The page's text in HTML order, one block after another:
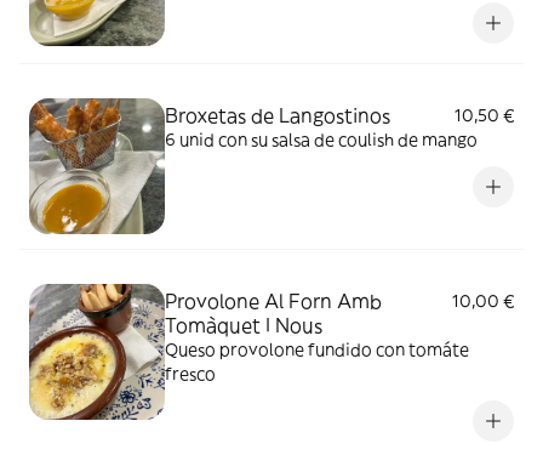
Broxetas de Langostinos
10,50 €
6 unid con su salsa de coulish de mango
Provolone Al Forn Amb
Tomàquet I Nous
10,00 €
Queso provolone fundido con tomáte
fresco